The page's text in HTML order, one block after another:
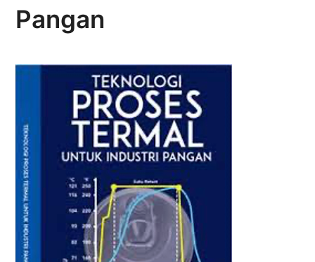
Pangan